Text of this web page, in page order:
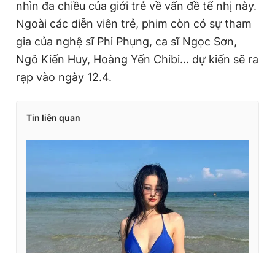
nhìn đa chiều của giới trẻ về vấn đề tế nhị này.
Ngoài các diễn viên trẻ, phim còn có sự tham
gia của nghệ sĩ Phi Phụng, ca sĩ Ngọc Sơn,
Ngô Kiến Huy, Hoàng Yến Chibi... dự kiến sẽ ra
rạp vào ngày 12.4.
Tin liên quan